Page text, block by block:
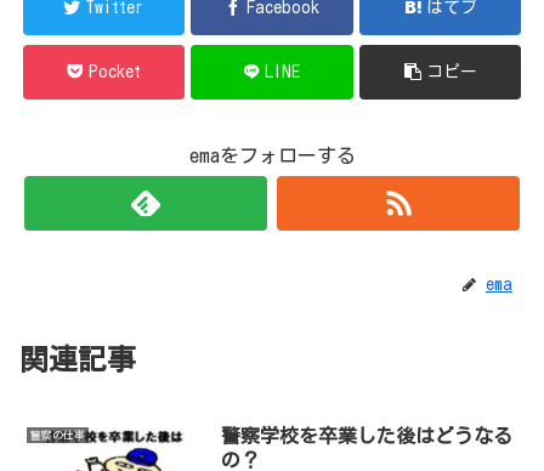
Twitter Facebook はてブ
Pocket LINE コピー
emaをフォローする
ema
関連記事
警察の仕事
警察学校を卒業した後はどうなる
の？